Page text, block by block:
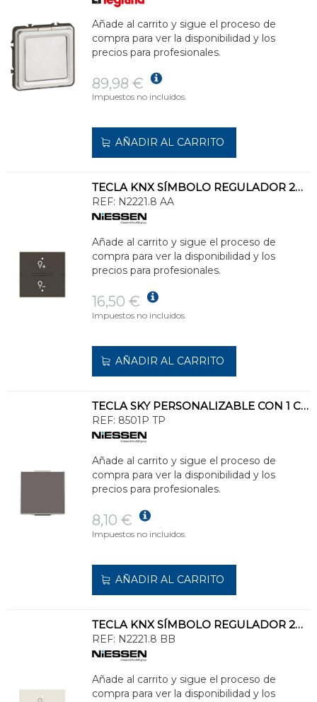
Añade al carrito y sigue el proceso de
compra para ver la disponibilidad y los
precios para profesionales.
89,98 €
Impuestos no incluidos.
AÑADIR AL CARRITO
TECLA KNX SÍMBOLO REGULADOR 2M-AA
REF: N2221.8 AA
Añade al carrito y sigue el proceso de
compra para ver la disponibilidad y los
precios para profesionales.
16,50 €
Impuestos no incluidos.
AÑADIR AL CARRITO
TECLA SKY PERSONALIZABLE CON 1 CANAL TAUPÉ ROCKER
REF: 8501P TP
Añade al carrito y sigue el proceso de
compra para ver la disponibilidad y los
precios para profesionales.
8,10 €
Impuestos no incluidos.
AÑADIR AL CARRITO
TECLA KNX SÍMBOLO REGULADOR 2M-BB
REF: N2221.8 BB
Añade al carrito y sigue el proceso de
compra para ver la disponibilidad y los